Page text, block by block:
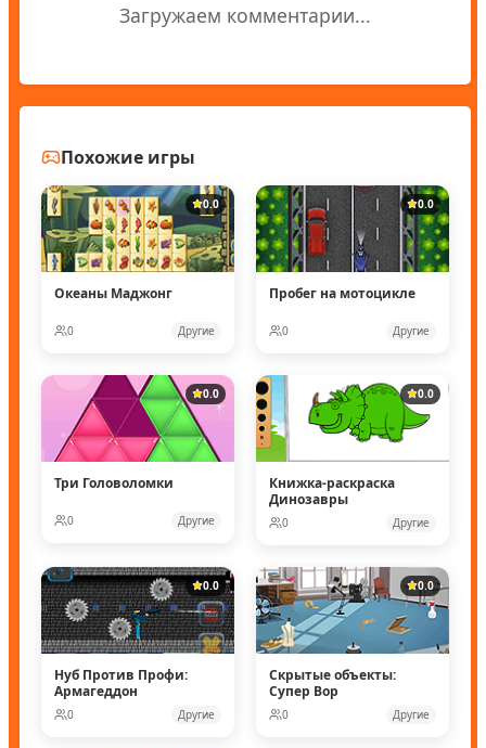
Загружаем комментарии...
Похожие игры
0.0
Океаны Маджонг
0 Другие
0.0
Пробег на мотоцикле
0 Другие
0.0
Три Головоломки
0 Другие
0.0
Книжка-раскраска
Динозавры
0 Другие
0.0
Нуб Против Профи:
Армагеддон
0 Другие
0.0
Скрытые объекты:
Супер Вор
0 Другие